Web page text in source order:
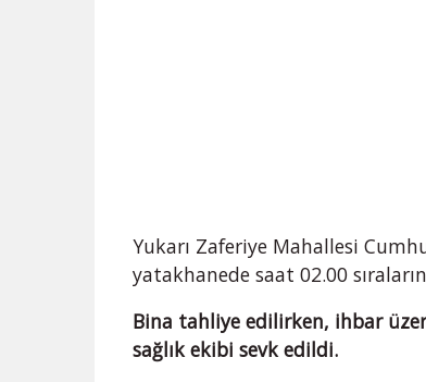
Yukarı Zaferiye Mahallesi
yatakhanede saat 02.00
Bina tahliye edilirken, ihbar
sağlık ekibi sevk edildi.